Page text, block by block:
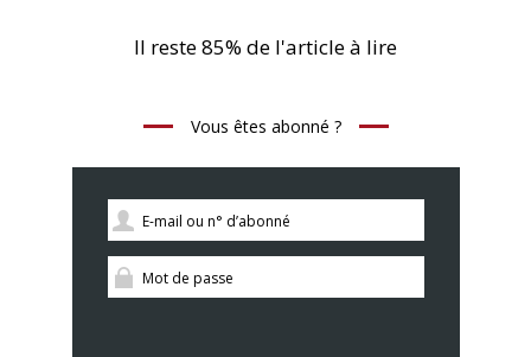
Il reste 85% de l'article à lire
Vous êtes abonné ?